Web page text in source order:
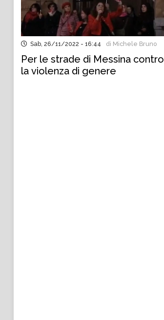
Sab, 26/11/2022 - 16:44 di Michele Bruno
Per le strade di Messina contro
la violenza di genere